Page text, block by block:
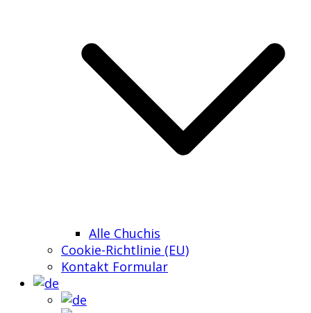
Alle Chuchis
Cookie-Richtlinie (EU)
Kontakt Formular